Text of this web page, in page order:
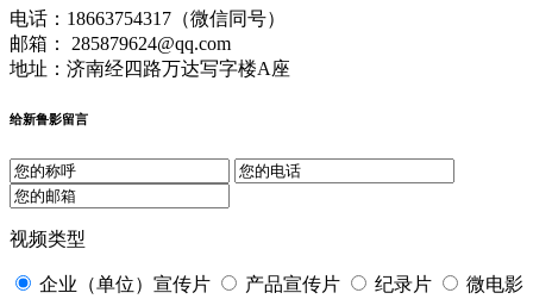
电话：18663754317（微信同号）
邮箱： 285879624@qq.com
地址：济南经四路万达写字楼A座
给新鲁影留言
视频类型
企业（单位）宣传片 产品宣传片 纪录片
微电影